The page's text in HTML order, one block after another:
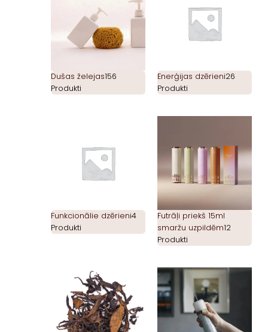
Dušas želejas156
Produkti
Enerģijas dzērieni26
Produkti
Funkcionālie dzērieni4
Produkti
Futrāļi priekš 15ml
smaržu uzpildēm12
Produkti